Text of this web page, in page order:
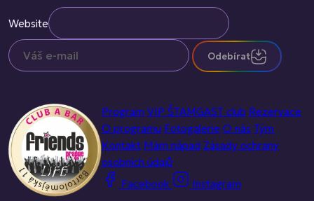
Website
Odebírat
Program VIP ŠTAMGAST club Rezervace
O programu Fotogalerie O nás Tým
Kontakt Mám nápad Zásady ochrany
osobních údajů
Facebook
Instagram